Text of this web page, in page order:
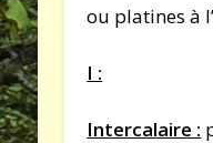
ou platines à
I :
Intercalaire :